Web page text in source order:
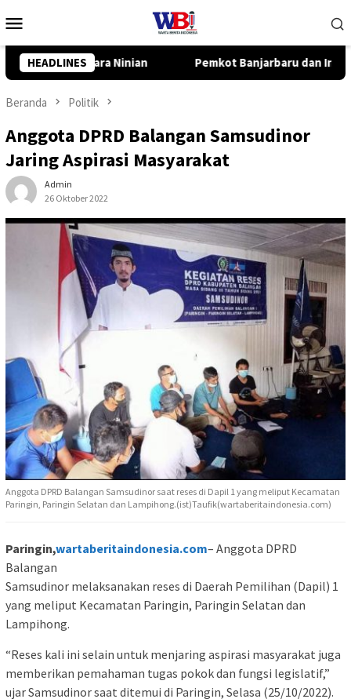
ke
Mobile
HEADLINES
Banjarbaru dan InJourney Salurkan Bantuan TJSL Rp319 Juta
Beranda Politik
Anggota DPRD Balangan Samsudinor
Jaring Aspirasi Masyarakat
Admin
26 Oktober 2022
Anggota DPRD Balangan Samsudinor saat reses di Dapil 1 yang meliput Kecamatan
Paringin, Paringin Selatan dan Lampihong.(ist)Taufik(wartaberitaindonesia.com)
Paringin,wartaberitaindonesia.com– Anggota DPRD
Balangan
Samsudinor melaksanakan reses di Daerah Pemilihan (Dapil) 1
yang meliput Kecamatan Paringin, Paringin Selatan dan
Lampihong.
“Reses kali ini selain untuk menjaring aspirasi masyarakat juga
memberikan pemahaman tugas pokok dan fungsi legislatif,”
ujar Samsudinor saat ditemui di Paringin, Selasa (25/10/2022).